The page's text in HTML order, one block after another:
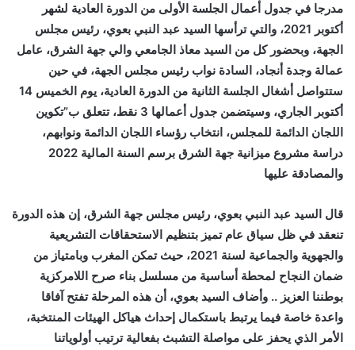
مدرجا في جدول أعمال الجلسة الأولى من الدورة العادية لشهر
أكتوبر 2021، والتي ترأسها السيد عبد النبي بعوي، رئيس مجلس
الجهة، وبحضور كل من السيد معاذ الجامعي والي جهة الشرق، عامل
عمالة وجدة أنجاد، السادة نواب رئيس مجلس الجهة، في حين
ستتواصل أشغال الجلسة الثانية من الدورة العادية، يوم الخميس 14
أكتوبر الجاري، وسيتضمن جدول أعمالها 3 نقط، تتعلق ب”تكوين
اللجان الدائمة للمجلس، انتخاب رؤساء اللجان الدائمة ونوابهم،
دراسة مشروع ميزانية جهة الشرق برسم السنة المالية 2022
والمصادقة عليها
قال السيد عبد النبي بعوي، رئيس مجلس جهة الشرق، إن هذه الدورة
تنعقد في ظل سياق عام تميز بتنظيم الاستحقاقات التشريعية
والجهوية والجماعية لسنة 2021، حيث تمكن المغرب وبامتياز من
ضمان النجاح لمحطة أساسية من مسلسل بناء صرح اللامركزية
بوطننا العزيز .. وأضاف السيد بعوي، أن هذه المرحلة تفتح آفاقا
واعدة خاصة فيما يرتبط باستكمال إحداث هياكل الهيئات المنتخبة،
الأمر الذي يحفز على مواصلة التشبث بفعالية ترتيب أولوياتنا